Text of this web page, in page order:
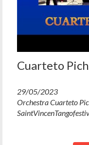
Cuarteto
29/05/2023
Orchestra Cuarteto